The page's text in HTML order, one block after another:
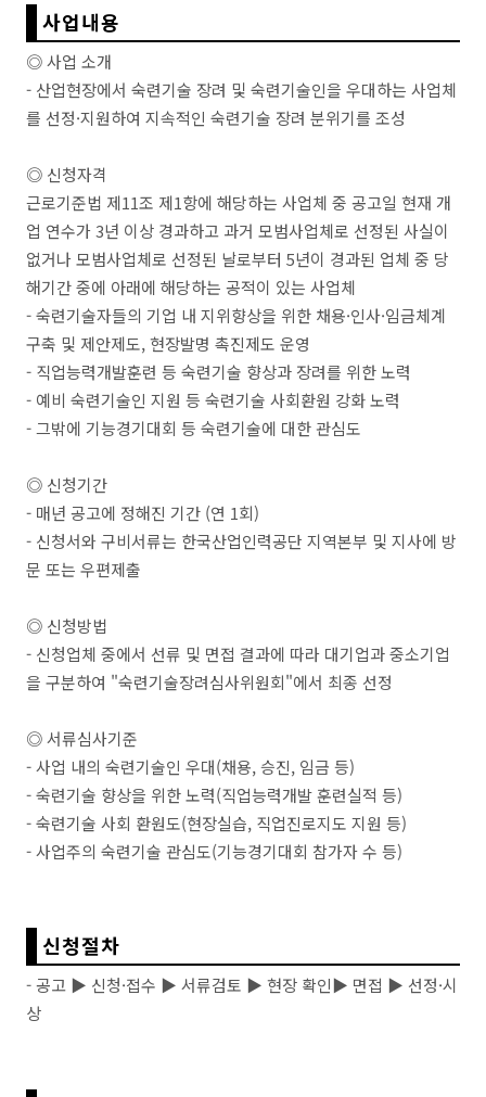
사업내용
◎ 사업 소개
- 산업현장에서 숙련기술 장려 및 숙련기술인을 우대하는 사업체
를 선정·지원하여 지속적인 숙련기술 장려 분위기를 조성
◎ 신청자격
근로기준법 제11조 제1항에 해당하는 사업체 중 공고일 현재 개
업 연수가 3년 이상 경과하고 과거 모범사업체로 선정된 사실이
없거나 모범사업체로 선정된 날로부터 5년이 경과된 업체 중 당
해기간 중에 아래에 해당하는 공적이 있는 사업체
- 숙련기술자들의 기업 내 지위향상을 위한 채용·인사·임금체계
구축 및 제안제도, 현장발명 촉진제도 운영
- 직업능력개발훈련 등 숙련기술 향상과 장려를 위한 노력
- 예비 숙련기술인 지원 등 숙련기술 사회환원 강화 노력
- 그밖에 기능경기대회 등 숙련기술에 대한 관심도
◎ 신청기간
- 매년 공고에 정해진 기간 (연 1회)
- 신청서와 구비서류는 한국산업인력공단 지역본부 및 지사에 방
문 또는 우편제출
◎ 신청방법
- 신청업체 중에서 선류 및 면접 결과에 따라 대기업과 중소기업
을 구분하여 "숙련기술장려심사위원회"에서 최종 선정
◎서류심사기준
- 사업 내의 숙련기술인 우대(채용, 승진, 임금 등)
- 숙련기술 향상을 위한 노력(직업능력개발 훈련실적 등)
- 숙련기술 사회 환원도(현장실습, 직업진로지도 지원 등)
- 사업주의 숙련기술 관심도(기능경기대회 참가자 수 등)
신청절차
- 공고 ▶ 신청·접수 ▶ 서류검토 ▶ 현장 확인▶ 면접 ▶ 선정·시
상